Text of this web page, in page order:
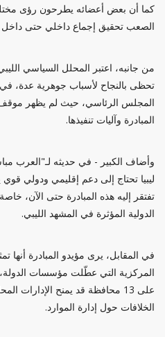
كما أن بعض أعضائه يطرحون رؤى
الصعب تحقيق إجماع داخلي حتى
من جانبه، اعتبر المحلل السياسي
تحظى بالنجاح لأسباب جوهرية عدة،
المجلس الرئاسي، حيث لم يظهر
المبادرة وآليات تنفيذها.
وأضاف الكبير - في حديثه لـ"العرب
ليبيا تحتاج إلى دعم إقليمي ودولي
تفتقر إليه هذه المبادرة حتى الآن،
الدولية المؤثرة في المشهد الليبي.
في المقابل، يرى مؤيدو المبادرة
المركزية التي عطّلت مؤسسات الدولة،
على 13 محافظة قد يمنح
الخلافات حول إدارة الموارد.